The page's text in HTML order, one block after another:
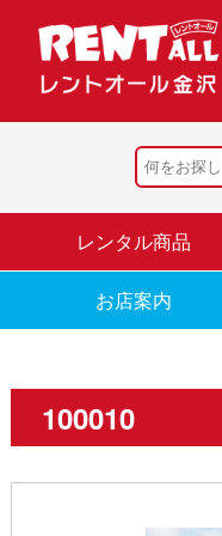
レンタル商品
お店案内
100010